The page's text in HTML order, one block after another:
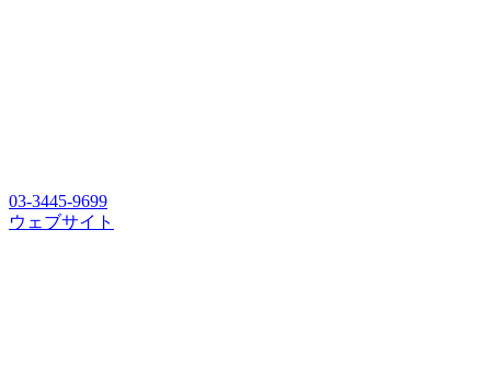
03-3445-9699
ウェブサイト